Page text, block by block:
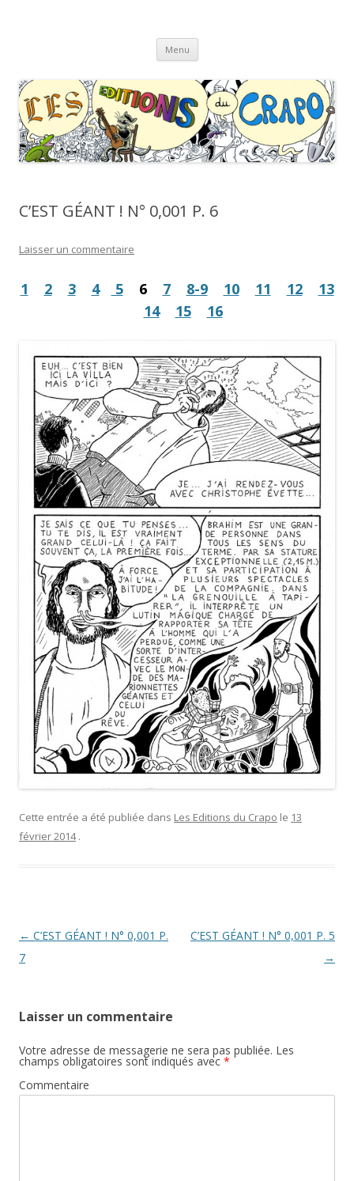
Menu Aller
contenu
C’EST GÉANT ! N° 0,001 P. 6
Laisser un commentaire
1 2 3 4 5 6 7 8-9 10 11 12
13
14
15 16
Cette entrée a été publiée dans Les Editions du Crapo le 13
février 2014 .
Navigation
des
← C’EST GÉANT ! N° 0,001 P.
7
C’EST GÉANT ! N° 0,001 P. 5
→
Laisser un commentaire
Votre adresse de messagerie ne sera pas publiée. Les
champs obligatoires sont indiqués avec *
Commentaire